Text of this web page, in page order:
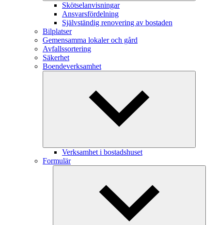
Skötselanvisningar
Ansvarsfördelning
Självständig renovering av bostaden
Bilplatser
Gemensamma lokaler och gård
Avfallssortering
Säkerhet
Boendeverksamhet
Verksamhet i bostadshuset
Formulär